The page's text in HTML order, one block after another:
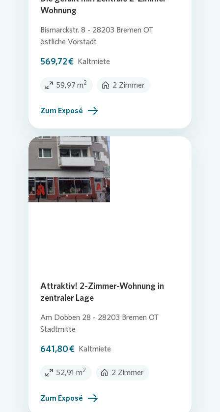
Wohnung
Bismarckstr. 8 - 28203 Bremen OT
östliche Vorstadt
569,72 € Kaltmiete
59,97 m2 2 Zimmer
Zum Exposé
Attraktiv! 2-Zimmer-Wohnung in
zentraler Lage
Am Dobben 28 - 28203 Bremen OT
Stadtmitte
641,80 € Kaltmiete
52,91 m2 2 Zimmer
Zum Exposé